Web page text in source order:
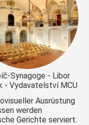
Synagoge - Libor
- Vydavatelství MCU
Ausrüstung
werden
Gerichte serviert.